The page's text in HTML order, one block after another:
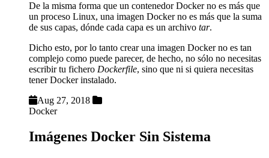
De la misma forma que un contenedor Docker no es más que
un proceso Linux, una imagen Docker no es más que la suma
de sus capas, dónde cada capa es un archivo tar.
Dicho esto, por lo tanto crear una imagen Docker no es tan
complejo como puede parecer, de hecho, no sólo no necesitas
escribir tu fichero Dockerfile, sino que ni si quiera necesitas
tener Docker instalado.
Aug 27, 2018
Docker
Imágenes Docker Sin Sistema